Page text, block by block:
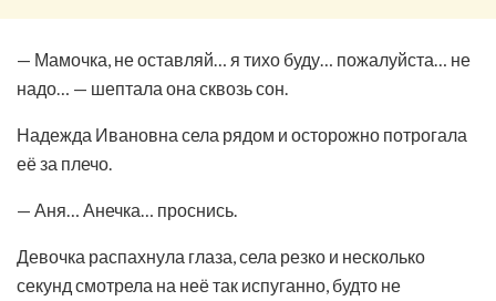
— Мамочка, не оставляй… я тихо буду… пожалуйста… не
надо… — шептала она сквозь сон.
Надежда Ивановна села рядом и осторожно потрогала
её за плечо.
— Аня… Анечка… проснись.
Девочка распахнула глаза, села резко и несколько
секунд смотрела на неё так испуганно, будто не